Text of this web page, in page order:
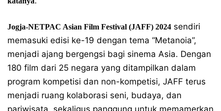
Jogja-NETPAC Asian Film Festival (JAFF) 2024 sendiri
memasuki edisi ke-19 dengan tema “Metanoia”,
menjadi ajang bergengsi bagi sinema Asia. Dengan
180 film dari 25 negara yang ditampilkan dalam
program kompetisi dan non-kompetisi, JAFF terus
menjadi ruang kolaborasi seni, budaya, dan
pariwisata, sekaligus panggung untuk memamerkan